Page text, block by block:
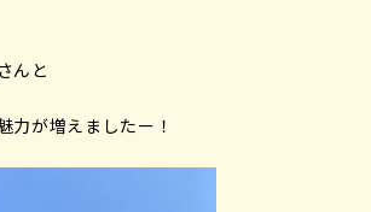
んと
力が増えましたー！